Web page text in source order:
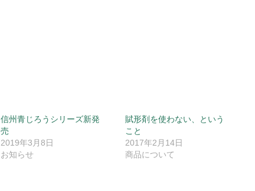
信州青じろうシリーズ新発
売
2019年3月8日
お知らせ
賦形剤を使わない、という
こと
2017年2月14日
商品について